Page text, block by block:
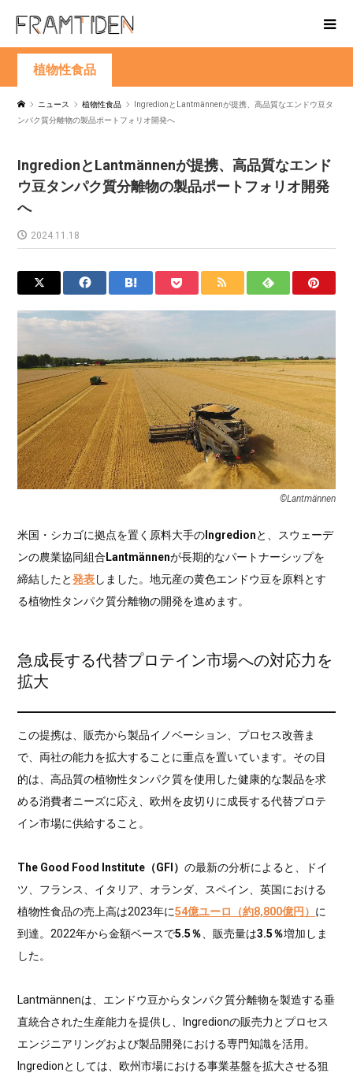
植物性食品
ニュース 植物性食品
IngredionとLantmännenが提携、高品質なエンドウ豆タ
ンパク質分離物の製品ポートフォリオ開発へ
IngredionとLantmännenが提携、高品質なエンド
ウ豆タンパク質分離物の製品ポートフォリオ開発
へ
2024.11.18
©︎Lantmännen
米国・シカゴに拠点を置く原料大手の Ingredionと、スウェーデ
ンの農業協同組合 Lantmännenが長期的なパートナーシップを
締結したと発表しました。地元産の黄色エンドウ豆を原料とす
る植物性タンパク質分離物の開発を進めます。
急成長する代替プロテイン市場への対応力を
拡大
この提携は、販売から製品イノベーション、プロセス改善ま
で、両社の能力を拡大することに重点を置いています。その目
的は、高品質の植物性タンパク質を使用した健康的な製品を求
める消費者ニーズに応え、欧州を皮切りに成長する代替プロテ
イン市場に供給すること。
The Good Food Institute（GFI）の最新の分析によると、ドイ
ツ、フランス、イタリア、オランダ、スペイン、英国における
植物性食品の売上高は2023年に54億ユーロ（約8,800億円） に
到達。2022年から金額ベースで5.5％ 、販売量は3.5％増加しま
した。
Lantmännenは、エンドウ豆からタンパク質分離物を製造する垂
直統合された生産能力を提供し、Ingredionの販売力とプロセス
エンジニアリングおよび製品開発における専門知識を活用。
Ingredionとしては、欧州市場における事業基盤を拡大させる狙